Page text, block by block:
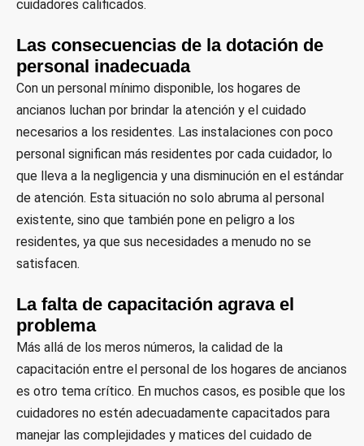
cuidadores calificados.
Las consecuencias de la dotación de
personal inadecuada
Con un personal mínimo disponible, los hogares de
ancianos luchan por brindar la atención y el cuidado
necesarios a los residentes. Las instalaciones con poco
personal significan más residentes por cada cuidador, lo
que lleva a la negligencia y una disminución en el estándar
de atención. Esta situación no solo abruma al personal
existente, sino que también pone en peligro a los
residentes, ya que sus necesidades a menudo no se
satisfacen.
La falta de capacitación agrava el
problema
Más allá de los meros números, la calidad de la
capacitación entre el personal de los hogares de ancianos
es otro tema crítico. En muchos casos, es posible que los
cuidadores no estén adecuadamente capacitados para
manejar las complejidades y matices del cuidado de